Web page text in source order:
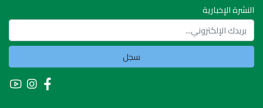
النشرة الإخبارية
سجل